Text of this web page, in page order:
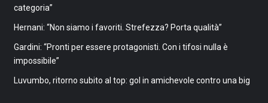
categoria”
Hernani: “Non siamo i favoriti. Strefezza? Porta qualità”
Gardini: “Pronti per essere protagonisti. Con i tifosi nulla è
impossibile”
Luvumbo, ritorno subito al top: gol in amichevole contro una big